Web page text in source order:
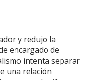
y redujo la
encargado de
intenta separar
una relación